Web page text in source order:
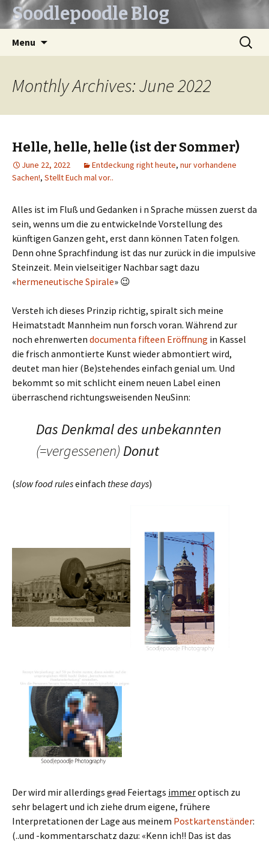
Soodlepoodle Blog
Menu
Search
for:
Monthly Archives: June 2022
Helle, helle, helle (ist der Sommer)
June 22, 2022 Entdeckung right heute, nur vorhandene
Sachen!, Stellt Euch mal vor..
Alles ist im Fluß und Gedanken i n Sprache müssen zuerst da
sein, wenns um die zu entwickelnde Vorstellung des
künftigen Ganzen geht, erst dann können Taten folgen.
Denn ohne Sprachfindung ist das nur zurück in die impulsive
Steinzeit. Mein vielseitiger Nachbar sagt dazu
«hermeneutische Spirale» 😉
Versteh ich dieses Prinzip richtig, spiralt sich meine
Heimatstadt Mannheim nun forsch voran. Während zur
noch ehrenwerten documenta fifteen Eröffnung in Kassel
die frisch anmontierte Kunst wieder abmontiert wird,
deutet man hier (Be)stehendes einfach genial um. Und
bekommt so mit schlicht einem neuen Label einen
überraschend richtungsweisenden NeuSinn:
Das Denkmal des unbekannten
(=vergessenen) Donut
(slow food ruleseinfach these days)
Der wird mir allerdings grad Feiertags immeroptisch zu
sehr belagert und ich ziehe drum eigene, frühere
Interpretationen der Lage aus meinem Postkartenständer:
(..und -kommentarschatz dazu: «Kenn ich!! Das ist das